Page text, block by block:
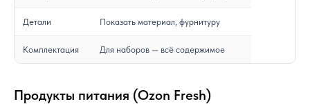
Детали Показать материал, фурнитуру
Комплектация Для наборов — всё содержимое
Продукты питания (Ozon Fresh)